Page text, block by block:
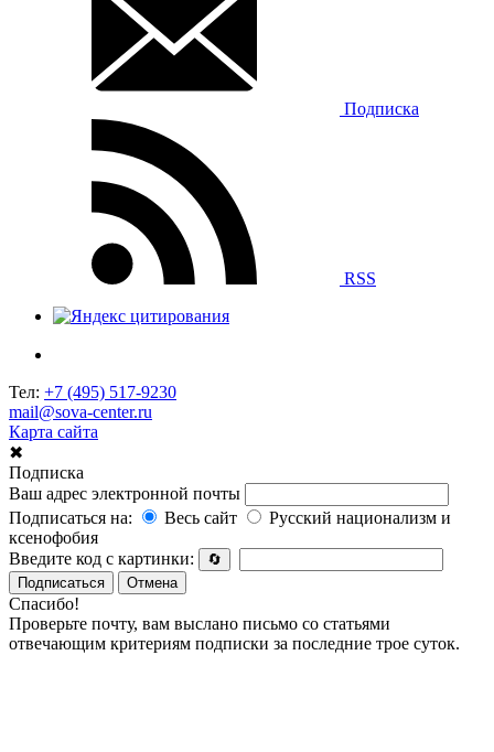
Подписка
RSS
Тел: +7 (495) 517-9230
mail@sova-center.ru
Карта сайта
✖
Подписка
Ваш адрес электронной почты
Подписаться на:
Весь сайт
Русский национализм и
ксенофобия
Введите код с картинки:
🔄
Подписаться
Отмена
Спасибо!
Проверьте почту, вам выслано письмо со статьями
отвечающим критериям подписки за последние трое суток.